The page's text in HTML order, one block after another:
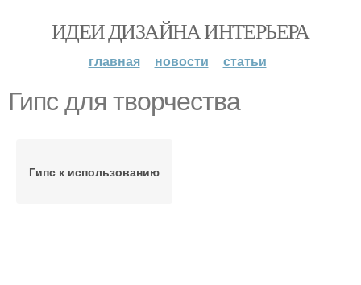
ИДЕИ ДИЗАЙНА ИНТЕРЬЕРА
главная новости статьи
Гипс для творчества
Гипс к использованию